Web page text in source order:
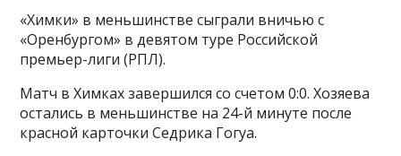
«Химки» в меньшинстве сыграли вничью с
«Оренбургом» в девятом туре Российской
премьер-лиги (РПЛ).
Матч в Химках завершился со счетом 0:0. Хозяева
остались в меньшинстве на 24-й минуте после
красной карточки Седрика Гогуа.